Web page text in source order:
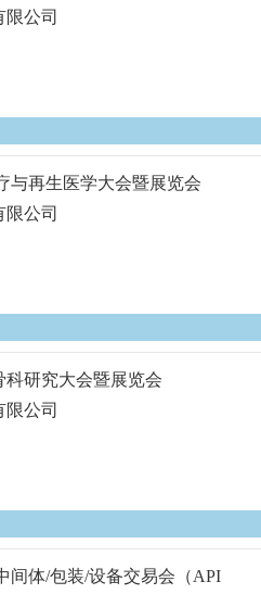
公司
与再生医学大会暨展览会
公司
科研究大会暨展览会
公司
间体/包装/设备交易会（API